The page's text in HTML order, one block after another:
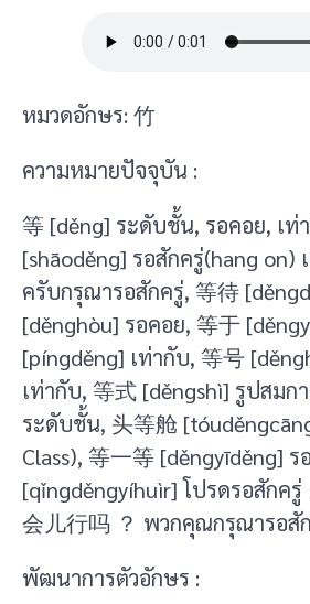
หมวดอักษร: 竹
ความหมายปัจจุบัน :
等 [děng] ระดับชั้น, รอคอย, เท่
[shāoděng] รอสักครู่(hang on)
ครับกรุณารอสักครู่, 等待
[děnghòu] รอคอย, 等于
[píngděng] เท่ากับ, 等号
เท่ากับ, 等式 [děngshì] รูปสมก
ระดับชั้น, 头等舱
Class), 等一等 [děngyīděng]
[qǐngděngyíhuìr] โปรดรอสักค
会儿行吗 ？ พวกคุณกรุณารอสั
พัฒนาการตัวอักษร :